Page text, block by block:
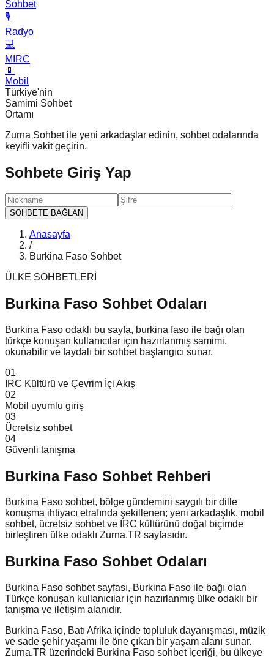
Sohbet
🎙️
Radyo
💻
MIRC
📱
Mobil
Türkiye'nin
Samimi Sohbet
Ortamı
Zurna Sohbet ile yeni arkadaşlar edinin, sohbet odalarında
keyifli vakit geçirin.
Sohbete Giriş Yap
SOHBETE BAĞLAN
Anasayfa
/
Burkina Faso Sohbet
ÜLKE SOHBETLERİ
Burkina Faso Sohbet Odaları
Burkina Faso odaklı bu sayfa, burkina faso ile bağı olan
türkçe konuşan kullanıcılar için hazırlanmış samimi,
okunabilir ve faydalı bir sohbet başlangıcı sunar.
01
IRC Kültürü ve Çevrim İçi Akış
02
Mobil uyumlu giriş
03
Ücretsiz sohbet
04
Güvenli tanışma
Burkina Faso Sohbet Rehberi
Burkina Faso sohbet, bölge gündemini saygılı bir dille
konuşma ihtiyacı etrafında şekillenen; yeni arkadaşlık, mobil
sohbet, ücretsiz sohbet ve IRC kültürünü doğal biçimde
birleştiren ülke odaklı Zurna.TR sayfasıdır.
Burkina Faso Sohbet Odaları
Burkina Faso sohbet sayfası, Burkina Faso ile bağı olan
Türkçe konuşan kullanıcılar için hazırlanmış ülke odaklı bir
tanışma ve iletişim alanıdır.
Burkina Faso, Batı Afrika içinde topluluk dayanışması, müzik
ve sade şehir yaşamı ile öne çıkan bir yaşam alanı sunar.
Zurna.TR üzerindeki Burkina Faso sohbet içeriği, bu ülkeye